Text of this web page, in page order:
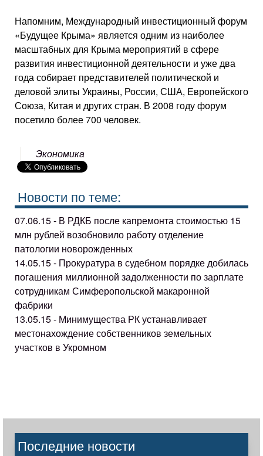
Напомним, Международный инвестиционный форум
«Будущее Крыма» является одним из наиболее
масштабных для Крыма мероприятий в сфере
развития инвестиционной деятельности и уже два
года собирает представителей политической и
деловой элиты Украины, России, США, Европейского
Союза, Китая и других стран. В 2008 году форум
посетило более 700 человек.
Экономика
Новости по теме:
07.06.15 - В РДКБ после капремонта стоимостью 15
млн рублей возобновило работу отделение
патологии новорожденных
14.05.15 - Прокуратура в судебном порядке добилась
погашения миллионной задолженности по зарплате
сотрудникам Симферопольской макаронной
фабрики
13.05.15 - Минимущества РК устанавливает
местонахождение собственников земельных
участков в Укромном
Последние новости